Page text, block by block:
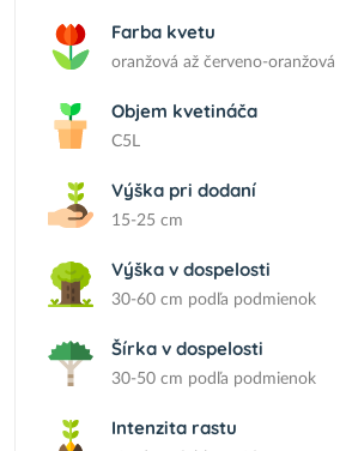
Farba kvetu
oranžová až červeno-oranžová
Objem kvetináča
C5L
Výška pri dodaní
15-25 cm
Výška v dospelosti
30-60 cm podľa podmienok
Šírka v dospelosti
30-50 cm podľa podmienok
Intenzita rastu